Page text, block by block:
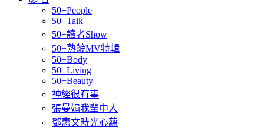
50+People
50+Talk
50+讀者Show
50+熟齡MV特輯
50+Body
50+Living
50+Beauty
神經很有事
張曼娟我輩中人
鄧惠文時光心蘊